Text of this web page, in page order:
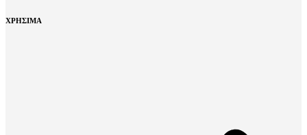
ΧΡΗΣΙΜΑ